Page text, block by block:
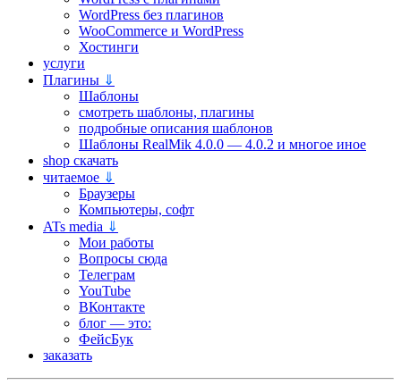
WordPress без плагинов
WooCommerce и WordPress
Хостинги
услуги
Плагины ⇓
Шаблоны
смотреть шаблоны, плагины
подробные описания шаблонов
Шаблоны RealMik 4.0.0 — 4.0.2 и многое иное
shop скачать
читаемое ⇓
Браузеры
Компьютеры, софт
ATs media ⇓
Мои работы
Вопросы сюда
Телеграм
YouTube
ВКонтакте
блог — это:
ФейсБук
заказать